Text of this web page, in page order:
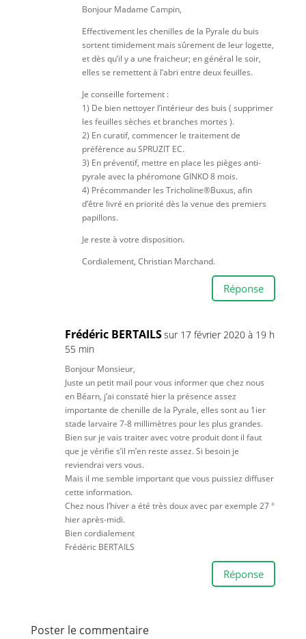
Bonjour Madame Campin,
Effectivement les chenilles de la Pyrale du buis
sortent timidement mais sûrement de leur logette,
et dès qu’il y a une fraicheur; en général le soir,
elles se remettent à l’abri entre deux feuilles.
Je conseille fortement :
1) De bien nettoyer l’intérieur des buis ( supprimer
les feuilles sèches et branches mortes ).
2) En curatif, commencer le traitement de
préférence au SPRUZIT EC.
3) En préventif, mettre en place les pièges anti-
pyrale avec la phéromone GINKO 8 mois.
4) Précommander les Tricholine®Buxus, afin
d’être livré en priorité dès la venue des premiers
papillons.
Je reste à votre disposition.
Cordialement, Christian Marchand.
Réponse
Frédéric BERTAILSsur 17 février 2020 à 19 h
55 min
Bonjour Monsieur,
Juste un petit mail pour vous informer que chez nous
en Béarn, j’ai constaté hier la présence assez
importante de chenille de la Pyrale, elles sont au 1ier
stade larvaire 7-8 millimètres pour les plus grandes.
Bien sur je vais traiter avec votre produit dont il faut
que je vérifie s’il m’en reste assez. Si besoin je
reviendrai vers vous.
Mais il me semble important que vous puissiez diffuser
cette information.
Chez nous l’hiver a été très doux avec par exemple 27 °
hier après-midi.
Bien cordialement
Frédéric BERTAILS
Réponse
Poster le commentaire